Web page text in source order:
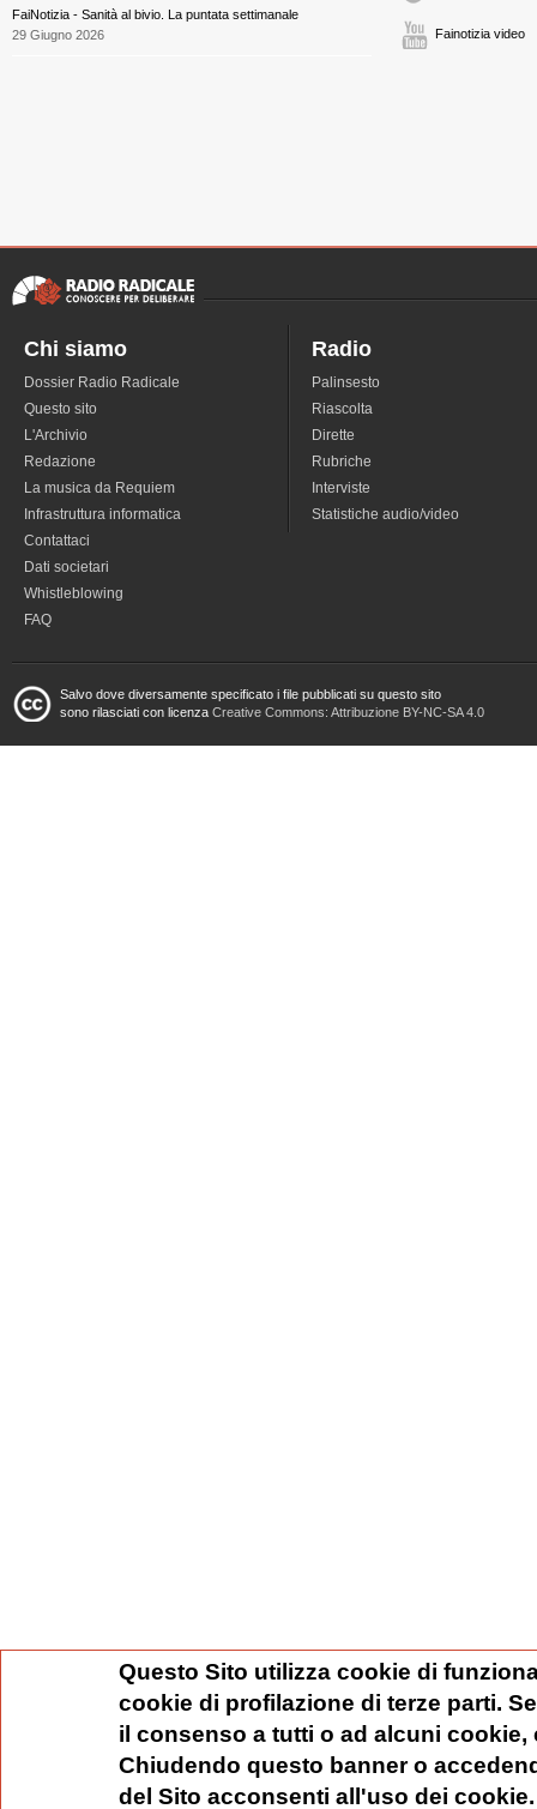
FaiNotizia - Sanità al bivio. La puntata settimanale
29 Giugno 2026
Fainotizia video
Chi siamo
Dossier Radio Radicale
Questo sito
L'Archivio
Redazione
La musica da Requiem
Infrastruttura informatica
Contattaci
Dati societari
Whistleblowing
FAQ
Radio
Palinsesto
Riascolta
Dirette
Rubriche
Interviste
Statistiche audio/video
Salvo dove diversamente specificato i file pubblicati su questo sito
sono rilasciati con licenza Creative Commons: Attribuzione BY-NC-SA 4.0
Questo Sito utilizza cookie di
cookie di profilazione di terze parti.
il consenso a tutti o ad alcuni
Chiudendo questo banner o
del Sito acconsenti all'uso dei cookie.